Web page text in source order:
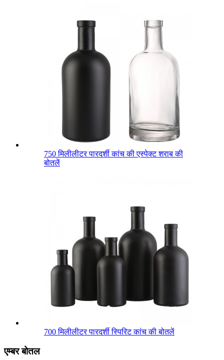
750 मिलीलीटर पारदर्शी कांच की एस्पेक्ट शराब की
बोतलें
700 मिलीलीटर पारदर्शी स्पिरिट कांच की बोतलें
एम्बर बोतल